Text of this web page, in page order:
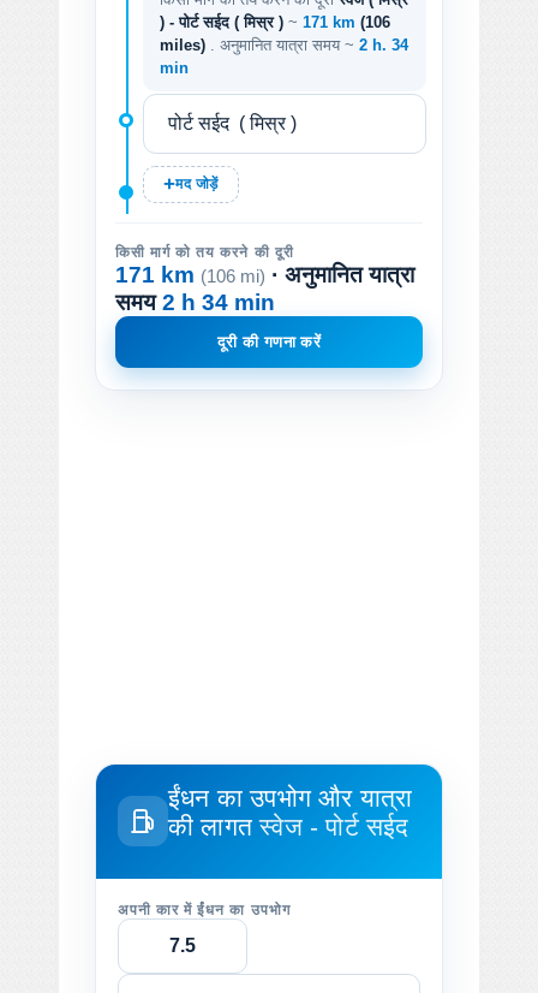
) - पोर्ट सईद ( मिस्र ) ~ 171 km (106
miles)
. अनुमानित यात्रा समय ~ 2 h. 34
min
मद जोड़ें
किसी मार्ग को तय करने की दूरी
171 km (106 mi) · अनुमानित यात्रा
समय2 h 34 min
दूरी की गणना करें
ईंधन का उपभोग और यात्रा
की लागतस्वेज - पोर्ट सईद
अपनी कार में ईंधन का उपभोग